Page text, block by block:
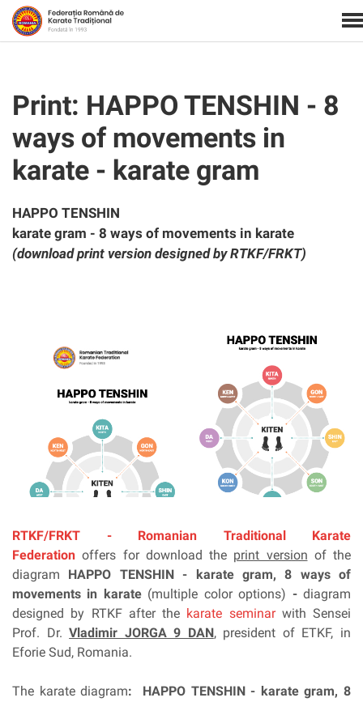
Print: HAPPO TENSHIN - 8
ways of movements in
karate - karate gram
HAPPO TENSHIN
karate gram - 8 ways of movements in karate
(download print version designed by RTKF/FRKT)
RTKF/FRKT - Romanian Traditional Karate
Federation offers for download the print version of the
diagram HAPPO TENSHIN - karate gram, 8 ways of
movements in karate (multiple color options) -diagram
designed by RTKF after the karate seminarwith Sensei
Prof. Dr.Vladimir JORGA 9 DAN, president of ETKF, in
Eforie Sud, Romania.
The karate diagram: HAPPO TENSHIN - karate gram, 8